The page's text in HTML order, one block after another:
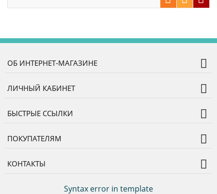
ОБ ИНТЕРНЕТ-МАГАЗИНЕ
ЛИЧНЫЙ КАБИНЕТ
БЫСТРЫЕ ССЫЛКИ
ПОКУПАТЕЛЯМ
КОНТАКТЫ
Syntax error in template